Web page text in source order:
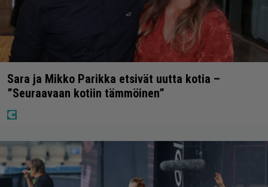
Sara ja Mikko Parikka etsivät uutta kotia –
”Seuraavaan kotiin tämmöinen”